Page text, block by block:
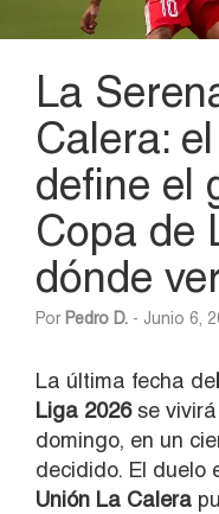
La
Calera:
define el
Copa de
dónde
Por Pedro D. - Junio 6,
La última fecha de
Liga 2026se vivirá
domingo, en un
decidido. El duelo
Unión La Calera